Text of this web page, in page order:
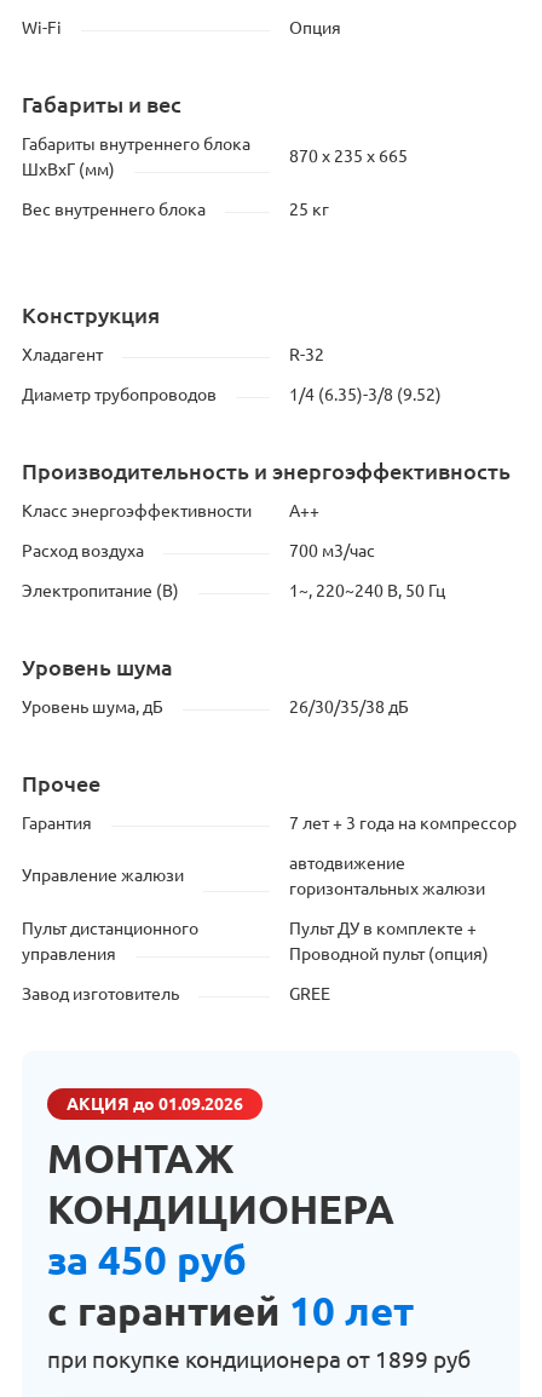
Wi-Fi Опция
Габариты и вес
Габариты внутреннего блока
ШхВхГ (мм)
870 х 235 х 665
Вес внутреннего блока 25 кг
Конструкция
Хладагент R-32
Диаметр трубопроводов 1/4 (6.35)-3/8 (9.52)
Производительность и энергоэффективность
Класс энергоэффективности A++
Расход воздуха 700 м3/час
Электропитание (В) 1~, 220~240 В, 50 Гц
Уровень шума
Уровень шума, дБ 26/30/35/38 дБ
Прочее
Гарантия 7 лет + 3 года на компрессор
Управление жалюзи
автодвижение
горизонтальных жалюзи
Пульт дистанционного
управления
Пульт ДУ в комплекте +
Проводной пульт (опция)
Завод изготовитель GREE
АКЦИЯ до 01.09.2026
МОНТАЖ
КОНДИЦИОНЕРА
за 450 руб
с гарантией 10 лет
при покупке кондиционера от 1899 руб